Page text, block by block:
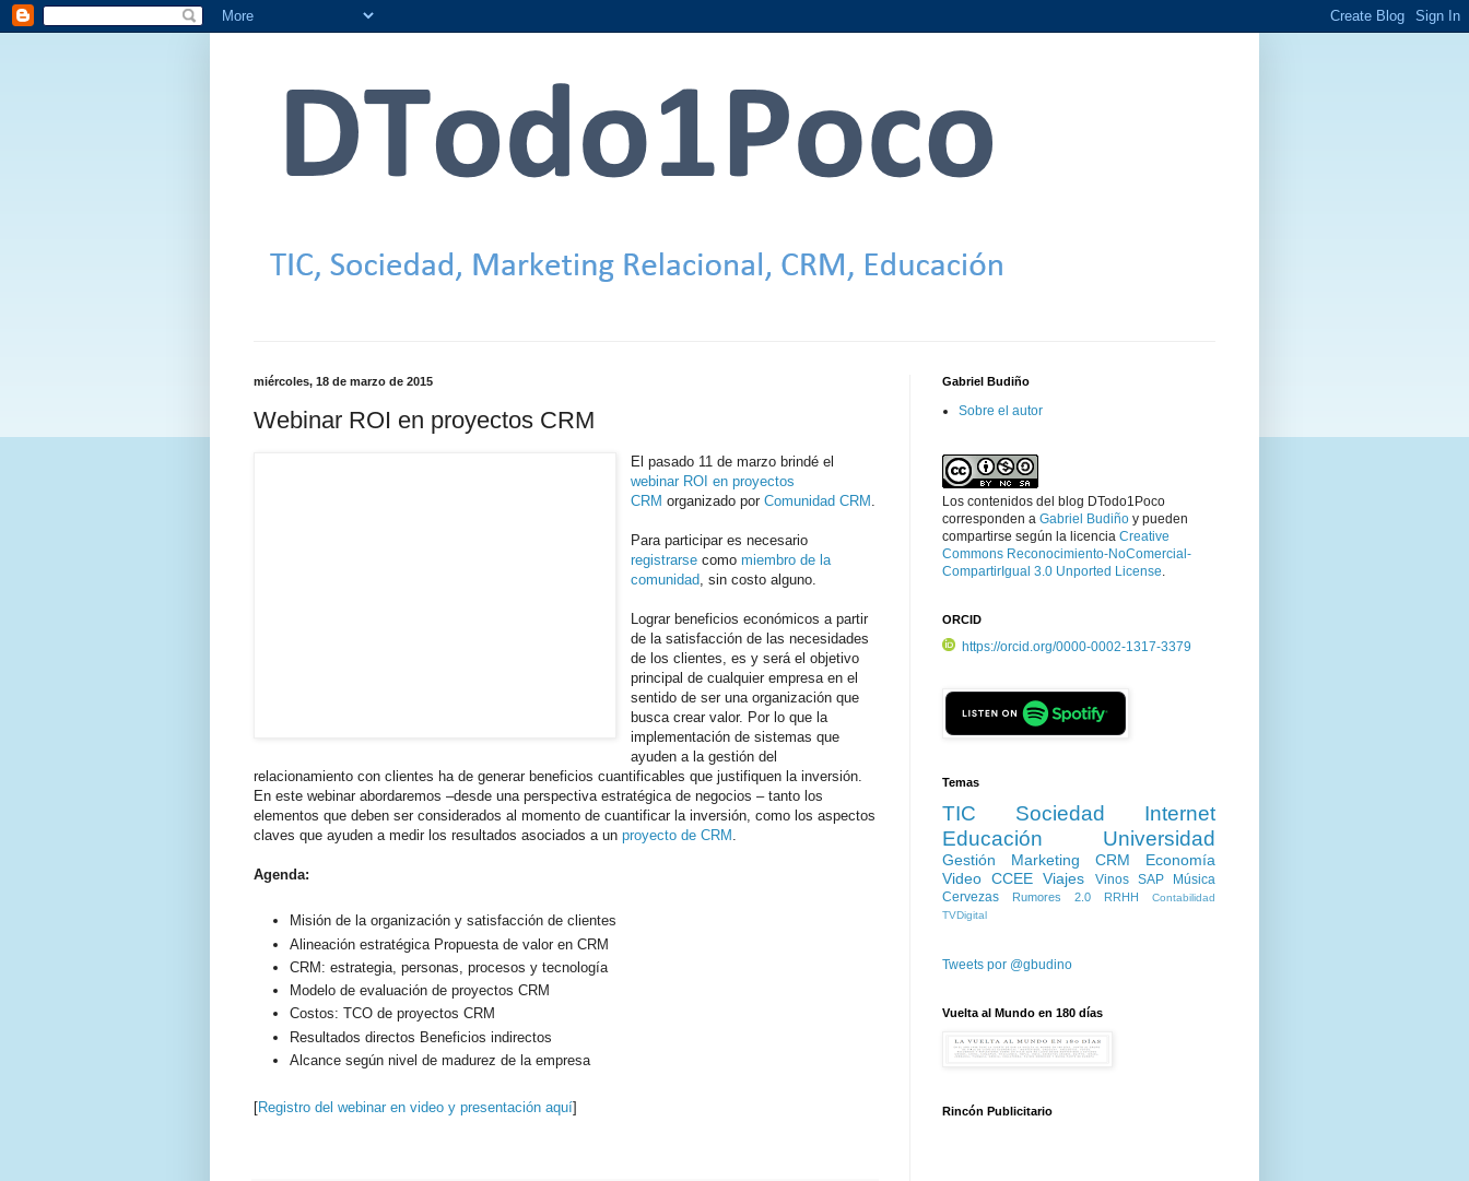
miércoles, 18 de marzo de 2015
Webinar ROI en proyectos CRM
El pasado 11 de marzo brindé el
webinar ROI en proyectos
CRM organizado porComunidad CRM
Para participar es necesario
registrarse comomiembro de la
comunidad , sin costo alguno.
Lograr beneficios económicos a partir
de la satisfacción de las necesidades
de los clientes, es y será el objetivo
principal de cualquier empresa en el
sentido de ser una organización que
busca crear valor. Por lo que la
implementación de sistemas que
ayuden a la gestión del
relacionamiento con clientes ha de generar beneficios cuantificables que justifiquen la inversión.
En este webinar abordaremos –desde una perspectiva estratégica de negocios – tanto los
elementos que deben ser considerados al momento de cuantificar la inversión, como los aspectos
claves que ayuden a medir los resultados asociados a un proyecto de CRM
Agenda:
Misión de la organización y satisfacción de clientes
Alineación estratégica Propuesta de valor en CRM
CRM: estrategia, personas, procesos y tecnología
Modelo de evaluación de proyectos CRM
Costos: TCO de proyectos CRM
Resultados directos Beneficios indirectos
Alcance según nivel de madurez de la empresa
[Registro del webinar en video y presentación aquí]
Gabriel Budiño
Sobre el autor
Los contenidos del blog DTodo1Poco
corresponden a Gabriel Budiño y pueden
compartirse según la licencia Creative
Commons Reconocimiento-NoComercial-
CompartirIgual 3.0 Unported License.
ORCID
https://orcid.org/0000-0002-1317-3379
Temas
TIC Sociedad
Internet
Educación
Universidad
Gestión Marketing CRM
Economía
Video CCEE Viajes Vinos SAP
Música
Cervezas
Rumores 2.0 RRHH
Contabilidad
TVDigital
Tweets por @gbudino
Vuelta al Mundo en 180 días
Rincón Publicitario